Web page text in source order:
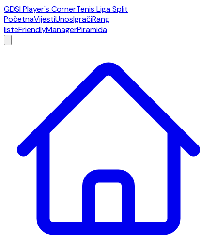
GDSI Player's CornerTenis Liga Split
PočetnaVijestiUnosIgračiRang
listeFriendlyManagerPiramida